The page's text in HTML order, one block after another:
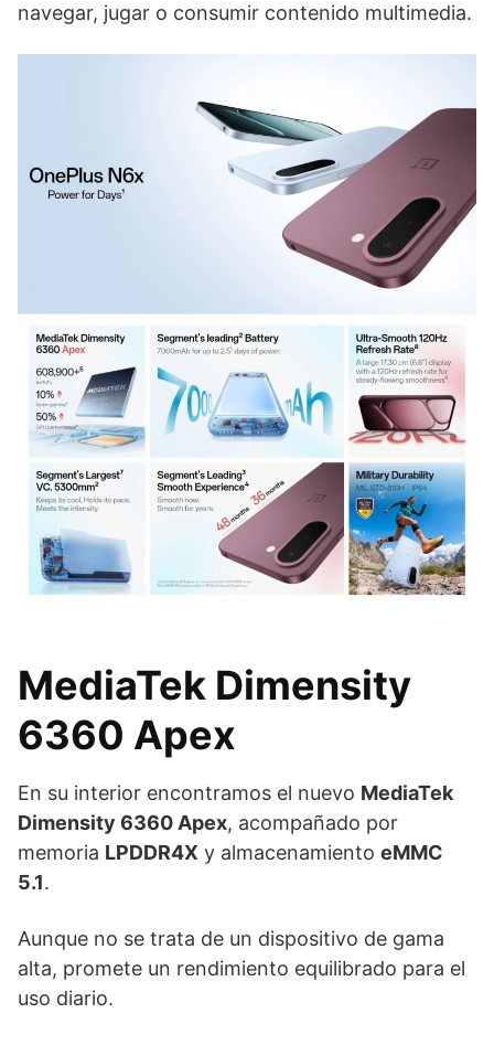
navegar, jugar o consumir contenido multimedia.
MediaTek Dimensity
6360 Apex
En su interior encontramos el nuevo MediaTek
Dimensity 6360 Apex, acompañado por
memoria LPDDR4X y almacenamiento eMMC
5.1.
Aunque no se trata de un dispositivo de gama
alta, promete un rendimiento equilibrado para el
uso diario.